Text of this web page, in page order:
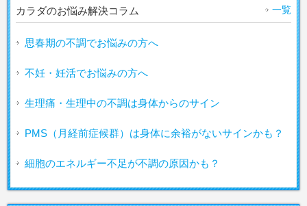
カラダのお悩み解決コラム 一覧
思春期の不調でお悩みの方へ
不妊・妊活でお悩みの方へ
生理痛・生理中の不調は身体からのサイン
PMS（月経前症候群）は身体に余裕がないサインかも？
細胞のエネルギー不足が不調の原因かも？